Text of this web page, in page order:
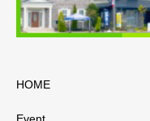
HOME